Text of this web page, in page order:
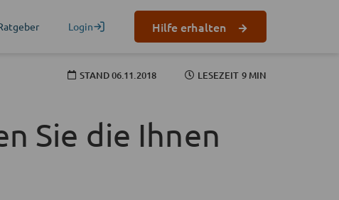
Login Hilfe erhalten
STAND06.11.2018 LESEZEIT 9 MIN
Sie die Ihnen